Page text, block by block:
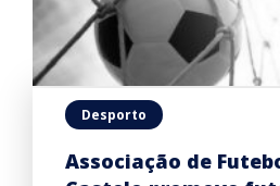
Desporto
Associação de